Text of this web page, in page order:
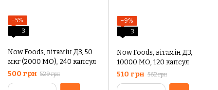
−5%
3
Now Foods, вітамін Д3, 50
мкг (2000 МО), 240 капсул
500 грн 529 грн
−9%
3
Now Foods, вітамін Д3,
10000 МО, 120 капсул
510 грн 562 грн